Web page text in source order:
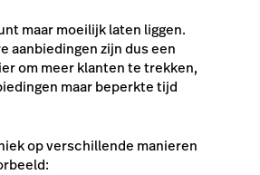
maar moeilijk laten liggen.
aanbiedingen zijn dus een
om meer klanten te trekken,
maar beperkte tijd
op verschillende manieren